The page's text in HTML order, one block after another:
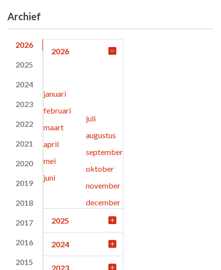
Archief
2026
2025
2024
2023
2022
2021
2020
2019
2018
2017
2016
2015
2026
januari
februari
maart
april
mei
juni
juli
augustus
september
oktober
november
december
2025
2024
2023